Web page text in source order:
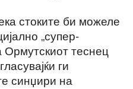
стоките би можеле
„супер-
Ормутскиот теснец
ги
синџири на